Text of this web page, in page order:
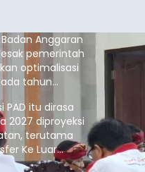
Badan Anggaran
pemerintah
optimalisasi
tahun
PAD itu dirasa
2027 diproyeksi
terutama
Ke Luar